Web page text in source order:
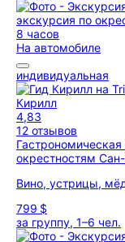
8 часов
На автомобиле
индивидуальная
Кирилл
4,83
12 отзывов
окрестностям
Вино, устрицы,
799 $
за группу, 1–6 чел.